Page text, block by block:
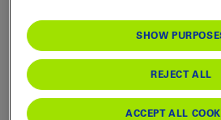
bis zum Ende der
Oberländer Seen
sonnigen
mehr als im Vorjahr. Im
BLS die Plangenehmigung
SHOW
REJECT ALL
ACCEPT ALL